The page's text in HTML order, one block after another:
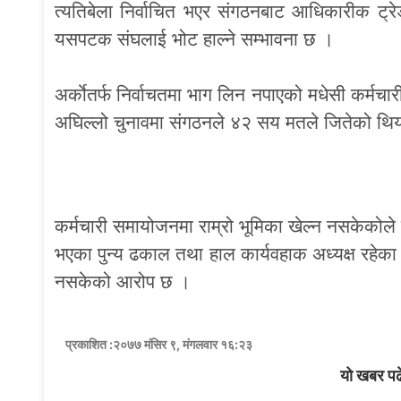
त्यतिबेला निर्वाचित भएर संगठनबाट आधिकारीक
यसपटक संघलाई भोट हाल्ने सम्भावना छ ।
अर्काेतर्फ निर्वाचतमा भाग लिन नपाएको मधेसी
अघिल्लो चुनावमा संगठनले ४२ सय मतले जितेको
कर्मचारी समायोजनमा राम्रो भूमिका खेल्न
भएका पुन्य ढकाल तथा हाल कार्यवहाक अध्यक्ष रहेका
नसकेको आरोप छ ।
प्रकाशित :२०७७ मंसिर ९, मंगलवार १६:२३
यो खबर